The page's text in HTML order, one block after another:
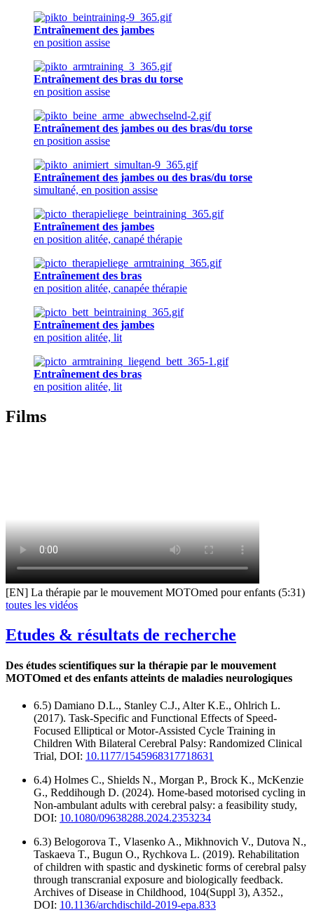
Entraînement des jambes
en position assise
Entraînement des bras du torse
en position assise
Entraînement des jambes ou des bras/du torse
en position assise
Entraînement des jambes ou des bras/du torse
simultané, en position assise
Entraînement des jambes
en position alitée, canapé thérapie
Entraînement des bras
en position alitée, canapée thérapie
Entraînement des jambes
en position alitée, lit
Entraînement des bras
en position alitée, lit
Films
[EN] La thérapie par le mouvement MOTOmed pour enfants (5:31)
toutes les vidéos
Etudes & résultats de recherche
Des études scientifiques sur la thérapie par le mouvement
MOTOmed et des enfants atteints de maladies neurologiques
6.5) Damiano D.L., Stanley C.J., Alter K.E., Ohlrich L.
(2017). Task-Specific and Functional Effects of Speed-
Focused Elliptical or Motor-Assisted Cycle Training in
Children With Bilateral Cerebral Palsy: Randomized Clinical
Trial, DOI: 10.1177/1545968317718631
6.4) Holmes C., Shields N., Morgan P., Brock K., McKenzie
G., Reddihough D. (2024). Home-based motorised cycling in
Non-ambulant adults with cerebral palsy: a feasibility study,
DOI: 10.1080/09638288.2024.2353234
6.3) Belogorova T., Vlasenko A., Mikhnovich V., Dutova N.,
Taskaeva T., Bugun O., Rychkova L. (2019). Rehabilitation
of children with spastic and dyskinetic forms of cerebral palsy
through transcranial exposure and biologically feedback.
Archives of Disease in Childhood, 104(Suppl 3), A352.,
DOI: 10.1136/archdischild-2019-epa.833